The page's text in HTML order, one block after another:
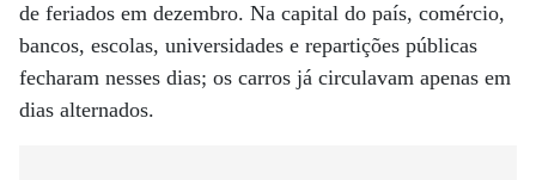
de feriados em dezembro. Na capital do país, comércio,
bancos, escolas, universidades e repartições públicas
fecharam nesses dias; os carros já circulavam apenas em
dias alternados.